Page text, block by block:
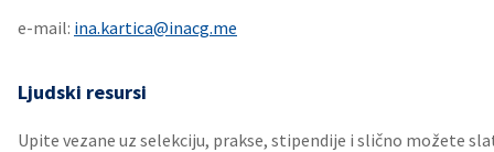
e-mail: ina.kartica@inacg.me
Ljudski resursi
Upite vezane uz selekciju, prakse, stipendije i slično možete